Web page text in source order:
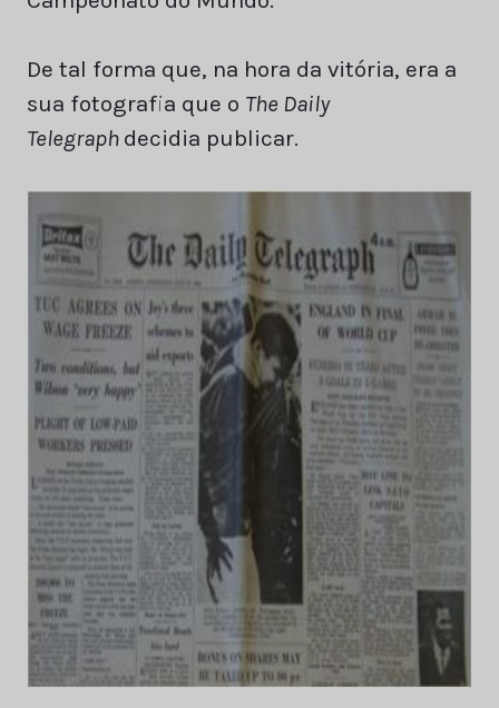
De tal forma que, na hora da vitória, era a
sua fotografia que o The Daily
Telegraph decidia publicar.